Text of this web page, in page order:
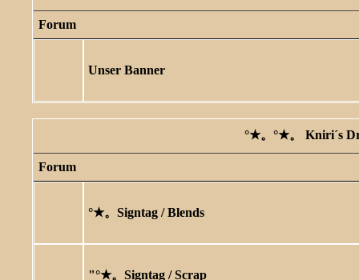
Forum
Unser Banner
°★。°★。 Kniri´s
Forum
°★。Signtag / Blends
"°★。Signtag / Scrap